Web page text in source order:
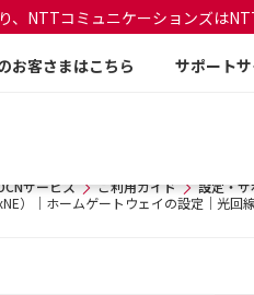
、NTTコミュニケーションズは
お客さまはこちら サポート
サービス ご利用ガイド
設定・
）｜ホームゲートウェイの設定｜光回線